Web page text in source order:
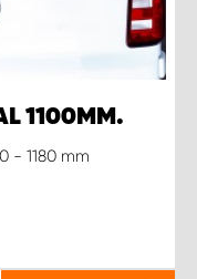
1100MM.
- 1180 mm